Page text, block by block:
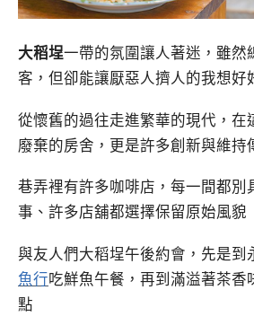
大稻埕一帶的氛圍讓人著迷，雖然
客，但卻能讓厭惡人擠人的我想好
從懷舊的過往走進繁華的現代，在
廢棄的房舍，更是許多創新與維持
巷弄裡有許多咖啡店，每一間都別
事、許多店舖都選擇保留原始風貌
與友人們大稻埕午後約會，先是到
魚行吃鮮魚午餐，再到滿溢著茶香
點